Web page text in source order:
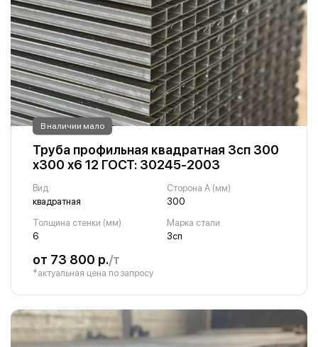
В наличии мало
Труба профильная квадратная 3сп 300
х300 х6 12 ГОСТ: 30245-2003
Вид
квадратная
Сторона A (мм)
300
Толщина стенки (мм)
6
Марка стали
3сп
от 73 800 р./т
*актуальная цена по запросу